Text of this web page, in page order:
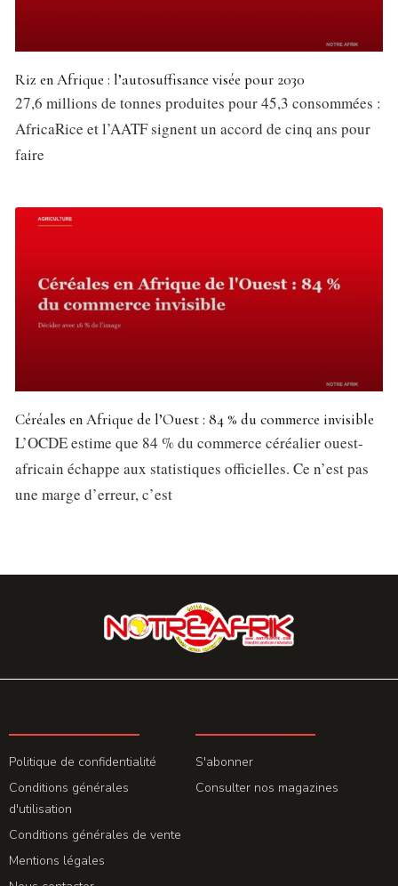
Riz en Afrique : l’autosuffisance visée pour 2030
27,6 millions de tonnes produites pour 45,3 consommées :
AfricaRice et l’AATF signent un accord de cinq ans pour
faire
Céréales en Afrique de l’Ouest : 84 % du commerce invisible
L’OCDE estime que 84 % du commerce céréalier ouest-
africain échappe aux statistiques officielles. Ce n’est pas
une marge d’erreur, c’est
Politique de confidentialité
Conditions générales
d'utilisation
Conditions générales de vente
Mentions légales
S'abonner
Consulter nos magazines